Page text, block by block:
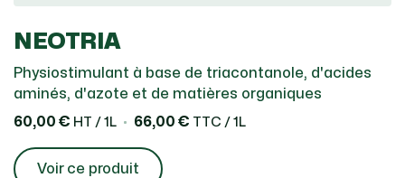
NEOTRIA
Physiostimulant à base de triacontanole, d'acides
aminés, d'azote et de matières organiques
60,00 € HT / 1L 66,00 € TTC / 1L
Voir ce produit